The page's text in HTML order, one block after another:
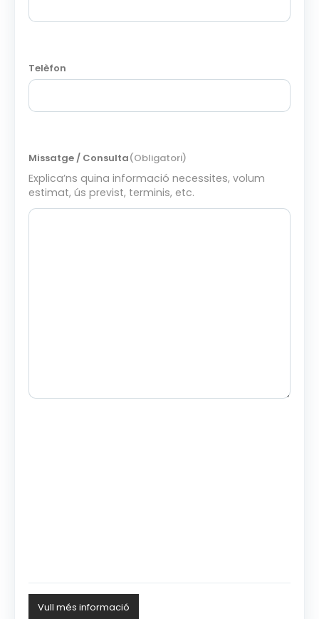
Telèfon
Missatge / Consulta(Obligatori)
Explica’ns quina informació necessites, volum
estimat, ús previst, terminis, etc.
Vull més informació